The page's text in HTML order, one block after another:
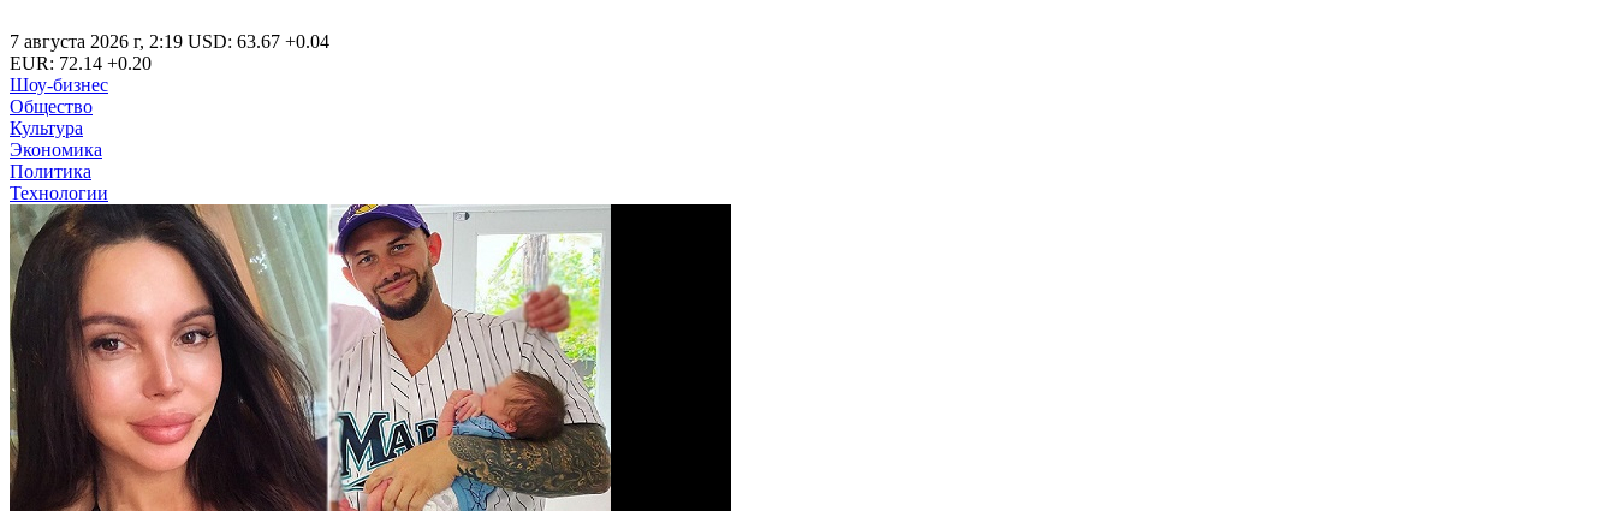
7 августа 2026 г, 2:19 USD: 63.67 +0.04
EUR: 72.14 +0.20
Шоу-бизнес
Общество
Культура
Экономика
Политика
Технологии